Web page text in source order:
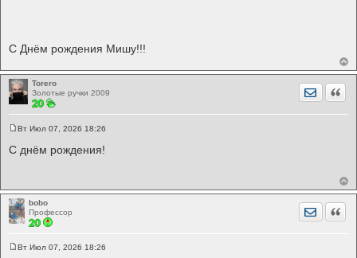
С Днём рождения Мишу!!!
Torero
Золотые ручки 2009
о
н
и
е
Вт Июл 07, 2026 18:26
С днём рождения!
bobo
Профессор
Вт Июл 07, 2026 18:26